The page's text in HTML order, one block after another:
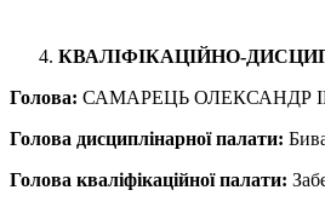
КВАЛІФІКАЦІЙНО-
Голова: САМАРЕЦЬ ОЛЕКСАНДР
Голова дисциплінарної палати:
Голова кваліфікаційної палати: